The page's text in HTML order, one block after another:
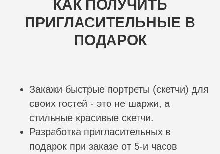
КАК ПОЛУЧИТЬ
ПРИГЛАСИТЕЛЬНЫЕ В
ПОДАРОК
Закажи быстрые портреты (скетчи) для
своих гостей - это не шаржи, а
стильные красивые скетчи.
Разработка пригласительных в
подарок при заказе от 5-и часов